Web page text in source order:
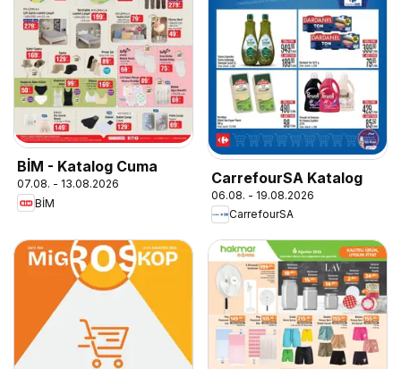
BİM - Katalog Cuma
07.08. - 13.08.2026
BİM
CarrefourSA Katalog
06.08. - 19.08.2026
CarrefourSA